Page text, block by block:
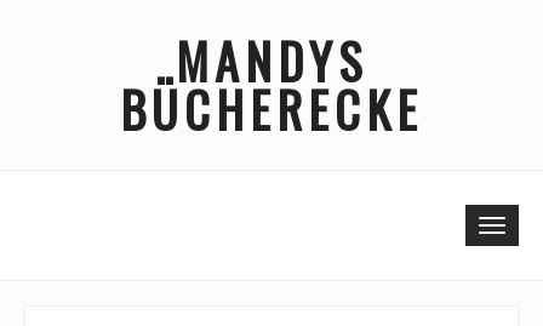
MANDYS
BÜCHERECKE